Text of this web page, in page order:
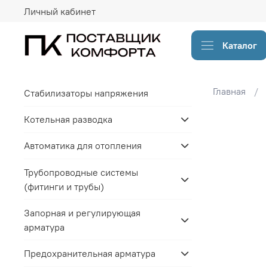
Личный кабинет
Каталог
Главная
Стабилизаторы напряжения
Котельная разводка
Автоматика для отопления
Трубопроводные системы
(фитинги и трубы)
Запорная и регулирующая
арматура
Предохранительная арматура